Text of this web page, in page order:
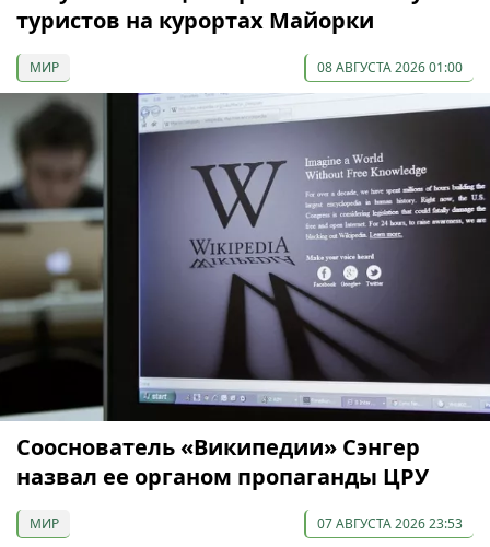
туристов на курортах Майорки
МИР 08 АВГУСТА 2026 01:00
Сооснователь «Википедии» Сэнгер
назвал ее органом пропаганды ЦРУ
МИР 07 АВГУСТА 2026 23:53